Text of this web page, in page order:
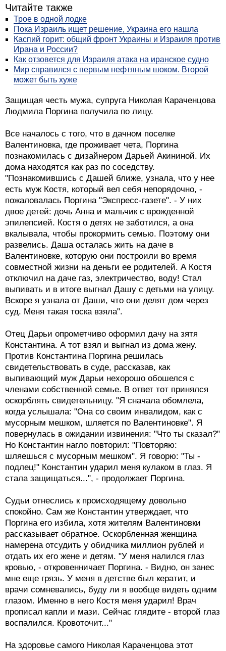
Читайте также
Трое в одной лодке
Пока Израиль ищет решение, Украина его нашла
Каспий горит: общий фронт Украины и Израиля против
Ирана и России?
Как отзовется для Израиля атака на иранское судно
Мир справился с первым нефтяным шоком. Второй
может быть хуже
Защищая честь мужа, супруга Николая Караченцова
Людмила Поргина получила по лицу.
Все началось с того, что в дачном поселке
Валентиновка, где проживает чета, Поргина
познакомилась с дизайнером Дарьей Акининой. Их
дома находятся как раз по соседству.
"Познакомившись с Дашей ближе, узнала, что у нее
есть муж Костя, который вел себя непорядочно, -
пожаловалась Поргина "Экспресс-газете". - У них
двое детей: дочь Анна и мальчик с врожденной
эпилепсией. Костя о детях не заботился, а она
вкалывала, чтобы прокормить семью. Поэтому они
развелись. Даша осталась жить на даче в
Валентиновке, которую они построили во время
совместной жизни на деньги ее родителей. А Костя
отключил на даче газ, электричество, воду! Стал
выпивать и в итоге выгнал Дашу с детьми на улицу.
Вскоре я узнала от Даши, что они делят дом через
суд. Меня такая тоска взяла".
Отец Дарьи опрометчиво оформил дачу на зятя
Константина. А тот взял и выгнал из дома жену.
Против Константина Поргина решилась
свидетельствовать в суде, рассказав, как
выпивающий муж Дарьи нехорошо обошелся с
членами собственной семье. В ответ тот принялся
оскорблять свидетельницу. "Я сначала обомлела,
когда услышала: "Она со своим инвалидом, как с
мусорным мешком, шляется по Валентиновке". Я
повернулась в ожидании извинения: "Что ты сказал?"
Но Константин нагло повторил: "Повторяю:
шляешься с мусорным мешком". Я говорю: "Ты -
подлец!" Константин ударил меня кулаком в глаз. Я
стала защищаться...", - продолжает Поргина.
Судьи отнеслись к происходящему довольно
спокойно. Сам же Константин утверждает, что
Поргина его избила, хотя жителям Валентиновки
рассказывает обратное. Оскорбленная женщина
намерена отсудить у обидчика миллион рублей и
отдать их его жене и детям. "У меня налился глаз
кровью, - откровенничает Поргина. - Видно, он занес
мне еще грязь. У меня в детстве был кератит, и
врачи сомневались, буду ли я вообще видеть одним
глазом. Именно в него Костя меня ударил! Врач
прописал капли и мази. Сейчас глядите - второй глаз
воспалился. Кровоточит..."
На здоровье самого Николая Караченцова этот